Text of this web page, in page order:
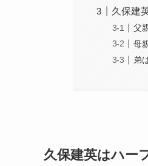
久保建
父
母
弟
久保建英はハー